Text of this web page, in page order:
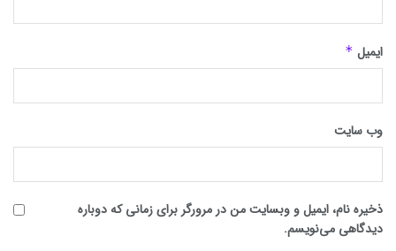
ایمیل *
وب‌ سایت
ذخیره نام، ایمیل و وبسایت من در مرورگر برای زمانی که دوباره
دیدگاهی می‌نویسم.